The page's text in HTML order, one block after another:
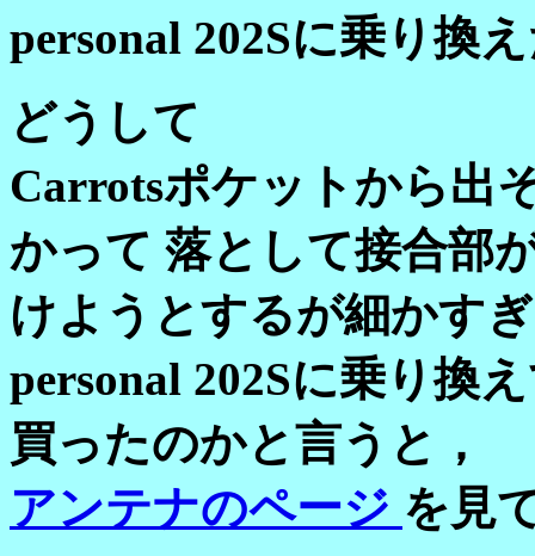
personal 202Sに乗り換
どうして
Carrotsポケットから出
かって 落として接合部
けようとするが細かす
personal 202Sに乗り換
買ったのかと言うと，
アンテナのページ を見